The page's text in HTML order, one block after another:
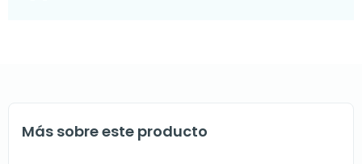
Más sobre este producto